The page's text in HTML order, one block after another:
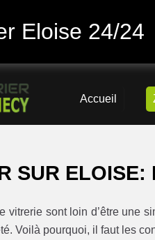
Eloise 24/24
Accueil
SUR ELOISE:
vitrerie sont loin d’être une
Voilà pourquoi, il faut les